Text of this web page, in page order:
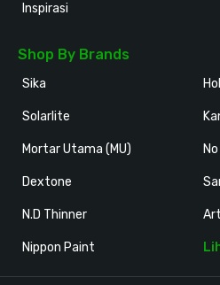
Inspirasi
Shop By Brands
Sika
Solarlite
Mortar Utama (MU)
Dextone
N.D Thinner
Nippon Paint